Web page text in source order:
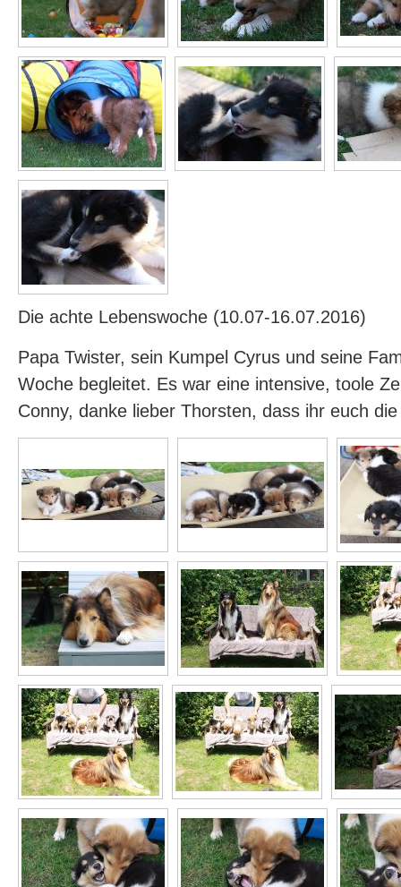
Die achte Lebenswoche (10.07-16.07.2016)
Papa Twister, sein Kumpel Cyrus und seine
Woche begleitet. Es war eine intensive, toole
Conny, danke lieber Thorsten, dass ihr euch